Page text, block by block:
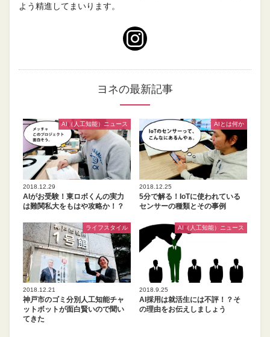
よう精進してまいります。
ヨネの最新記事
AI（人工知能）ニュース
2018.12.29
AIがお受験！東ロボくんの実力
は難関私大をもはや攻略か！？
AIとは何か
2018.12.25
5分で解る！IoTに使われている
センサーの種類とその事例
ライフスタイル
2018.12.21
神戸市のゴミ分別人工知能チャ
ットボットが面白賢いので聞い
てきた
AI（人工知能）ニュース
2018.9.25
AI採用は就活生には不評！？そ
の理由をお伝えしましょう